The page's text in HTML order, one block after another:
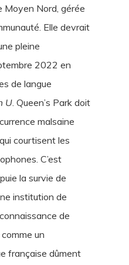
Moyen Nord, gérée
Elle devrait
pleine
2022 en
de langue
U . Queen’s Park doit
malsaine
courtisent les
C’est
la survie de
institution de
de
un
française dûment